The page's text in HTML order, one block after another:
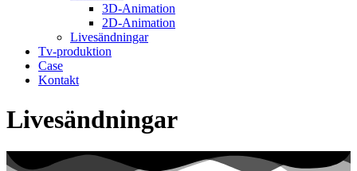
3D-Animation
2D-Animation
Livesändningar
Tv-produktion
Case
Kontakt
Livesändningar